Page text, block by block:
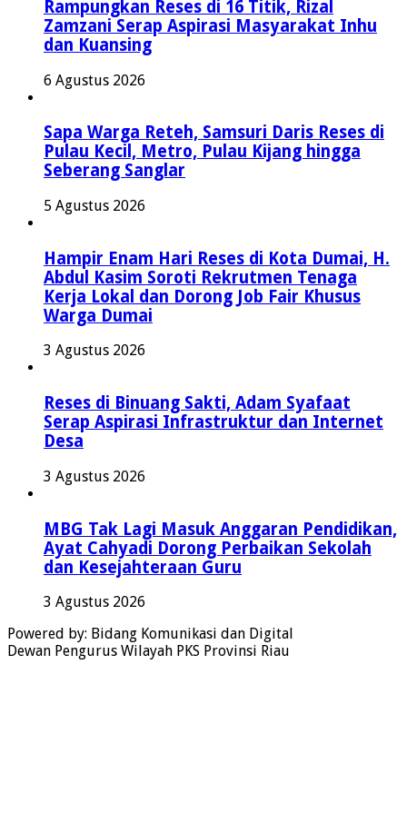
Rampungkan Reses di 16 Titik, Rizal
Zamzani Serap Aspirasi Masyarakat Inhu
dan Kuansing
6 Agustus 2026
Sapa Warga Reteh, Samsuri Daris Reses di
Pulau Kecil, Metro, Pulau Kijang hingga
Seberang Sanglar
5 Agustus 2026
Hampir Enam Hari Reses di Kota Dumai, H.
Abdul Kasim Soroti Rekrutmen Tenaga
Kerja Lokal dan Dorong Job Fair Khusus
Warga Dumai
3 Agustus 2026
Reses di Binuang Sakti, Adam Syafaat
Serap Aspirasi Infrastruktur dan Internet
Desa
3 Agustus 2026
MBG Tak Lagi Masuk Anggaran Pendidikan,
Ayat Cahyadi Dorong Perbaikan Sekolah
dan Kesejahteraan Guru
3 Agustus 2026
Powered by: Bidang Komunikasi dan Digital
Dewan Pengurus Wilayah PKS Provinsi Riau